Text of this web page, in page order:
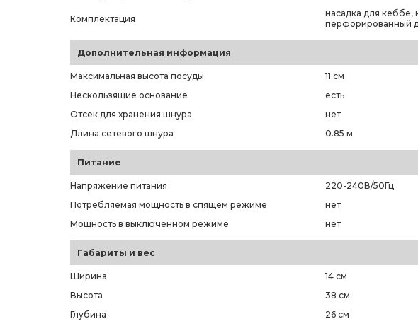
Комплектация
насадка для кеббе,
перфорированный
Дополнительная информация
Максимальная высота посуды
11 см
Нескользящие основание
есть
Отсек для хранения шнура
нет
Длина сетевого шнура
0.85 м
Питание
Напряжение питания
220-240В/50Гц
Потребляемая мощность в спящем режиме
нет
Мощность в выключенном режиме
нет
Габариты и вес
Ширина
14 см
Высота
38 см
Глубина
26 см